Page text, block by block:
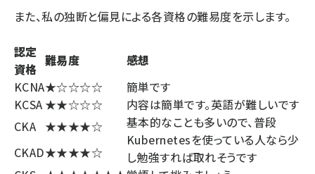
また、私の独断と偏見による各資格の難易度を示します。
認定
資格
難易度
感想
KCNA★☆☆☆☆
簡単です
KCSA ★★☆☆☆
内容は簡単です。英語が難しいです
CKA ★★★★☆
基本的なことも多いので、普段
Kubernetesを使っている人なら少
し勉強すれば取れそうです
CKAD★★★★☆